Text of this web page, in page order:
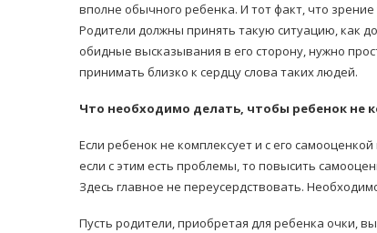
вполне обычного ребенка. И тот факт, что
Родители должны принять такую ситуацию, как
обидные высказывания в его сторону, нужно
принимать близко к сердцу слова таких людей.
Что необходимо делать, чтобы ребенок не
Если ребенок не комплексует и с его
если с этим есть проблемы, то повысить
Здесь главное не переусердствовать.
Пусть родители, приобретая для ребенка очки,